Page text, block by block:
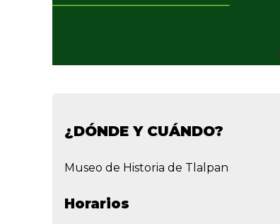
¿DÓNDE Y CUÁNDO?
Museo de Historia de Tlalpan
Horarios